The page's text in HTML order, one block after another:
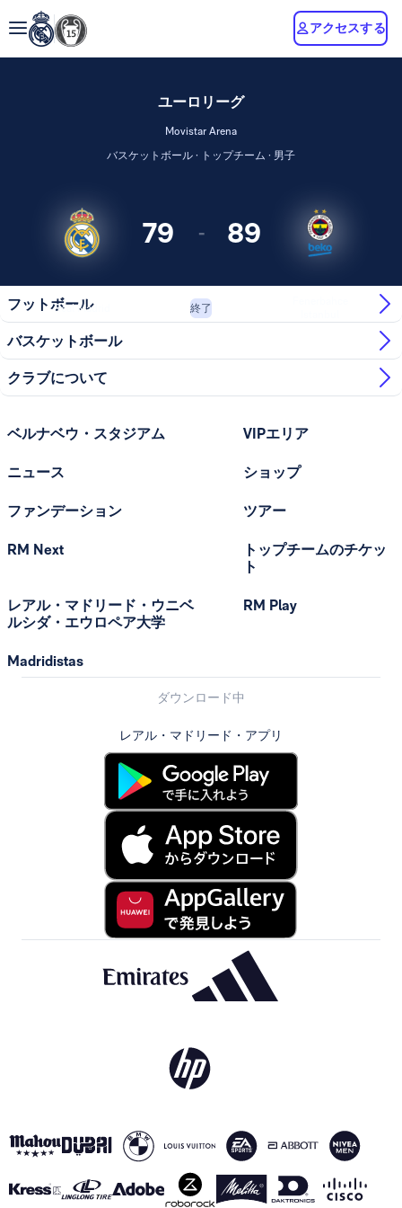
アクセスする
ユーロリーグ
Movistar Arena
バスケットボール · トップチーム · 男子
79 - 89
Real Madrid 終了
フットボール
バスケットボール
クラブについて
ベルナベウ・スタジアム
ニュース
ファンデーション
RM Next
レアル・マドリード・ウニベ
ルシダ・エウロペア大学
Madridistas
VIPエリア
ショップ
ツアー
トップチームのチケッ
ト
RM Play
ダウンロード中
レアル・マドリード・アプリ